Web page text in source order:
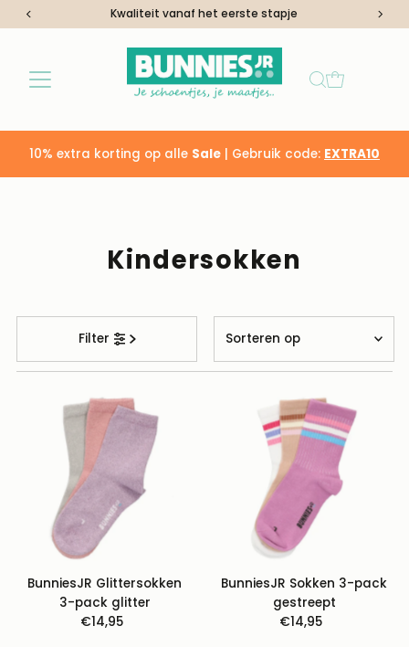
Ga naar inhoudKwaliteit vanaf het eerste stapje
10% extra korting op alle Sale | Gebruik code: EXTRA10
Kindersokken
Filter
op
Uitgelicht
Meest relevant
Best verkopende
Alfabetisch: A-Z
Alfabetisch: Z-A
Prijs: laag naar hoog
Prijs: hoog naar laag
Datum: oud naar
nieuw
Datum: nieuw naar
BunniesJR Glittersokken
3-pack glitter
Normale
€14,95
BunniesJR Sokken 3-pack
gestreept
Normale
€14,95